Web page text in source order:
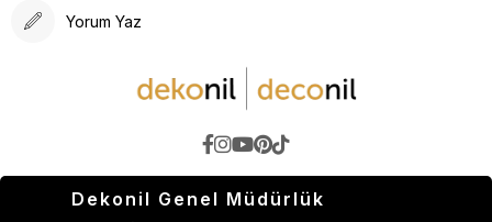
Yorum Yaz
Dekonil Genel Müdürlük